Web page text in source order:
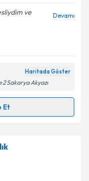
ilişkinAydınlatma
belirtilen
ve
Devamı
Haritada Göster
2 Sakarya Akyazı
Et
takvimi
randevu almanız
ile